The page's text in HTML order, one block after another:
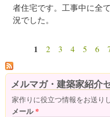
者住宅です。工事中に全
況でした。
ページ
1 2 3 4 5 6
メルマガ・建築家紹介
家作りに役立つ情報をお送り
メール*